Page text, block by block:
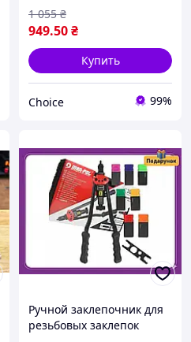
949.50₴
1 055 ₴
Купить
Choice 99%
Ручной заклепочник для
резьбовых заклепок